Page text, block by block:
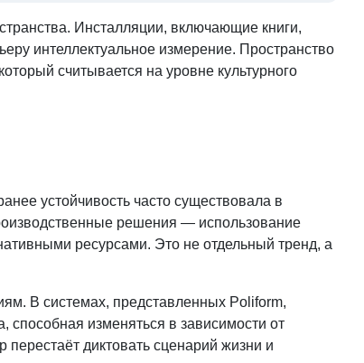
Инсталляции, включающие книги,
интеллектуальное измерение. Пространство
считывается на уровне культурного
устойчивость часто существовала в
решения — использование
ресурсами. Это не отдельный тренд, а
В системах, представленных Poliform,
способная изменяться в зависимости от
перестаёт диктовать сценарий жизни и